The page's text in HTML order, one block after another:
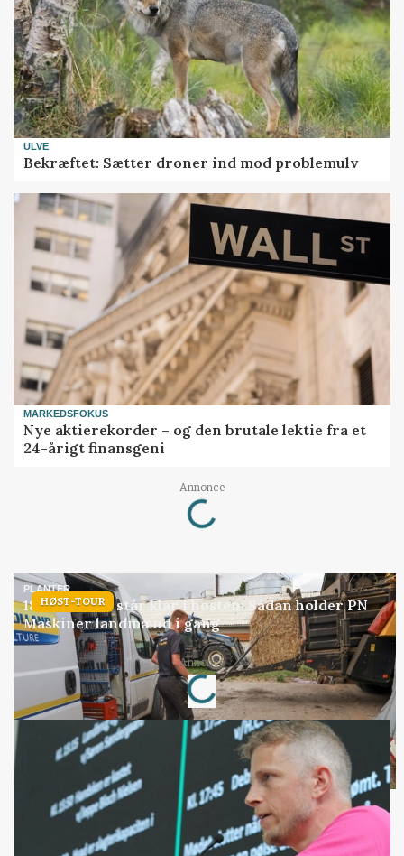
ULVE
Bekræftet: Sætter droner ind mod problemulv
MARKEDSFOKUS
Nye aktierekorder – og den brutale lektie fra et
24-årigt finansgeni
Annonce
Loading...
HØST-TOUR
PLANTER
18 montører står klar i høsten: Sådan holder PN
Maskiner landmænd i gang
Annonce
Loading...